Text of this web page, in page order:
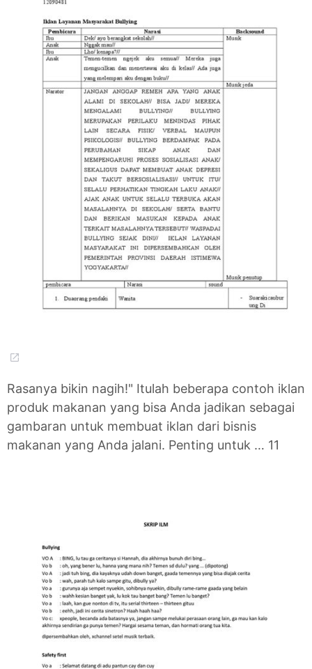
Rasanya bikin nagih!" Itulah beberapa contoh iklan
produk makanan yang bisa Anda jadikan sebagai
gambaran untuk membuat iklan dari bisnis
makanan yang Anda jalani. Penting untuk … 11